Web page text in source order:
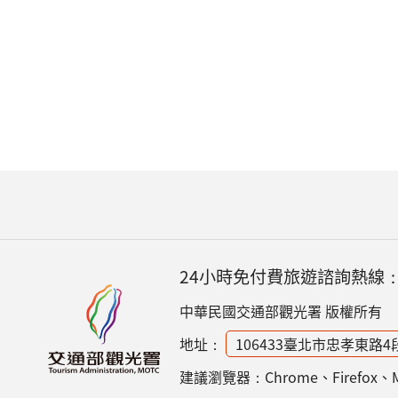
24小時免付費旅遊諮詢熱線
中華民國交通部觀光署 版權所有
地址：
106433臺北市忠孝東路4
建議瀏覽器：Chrome、Firefox